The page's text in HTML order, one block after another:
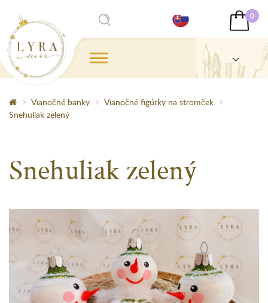
0
Vianočné banky
Vianočné figúrky na stromček
Snehuliak zelený
Snehuliak zelený